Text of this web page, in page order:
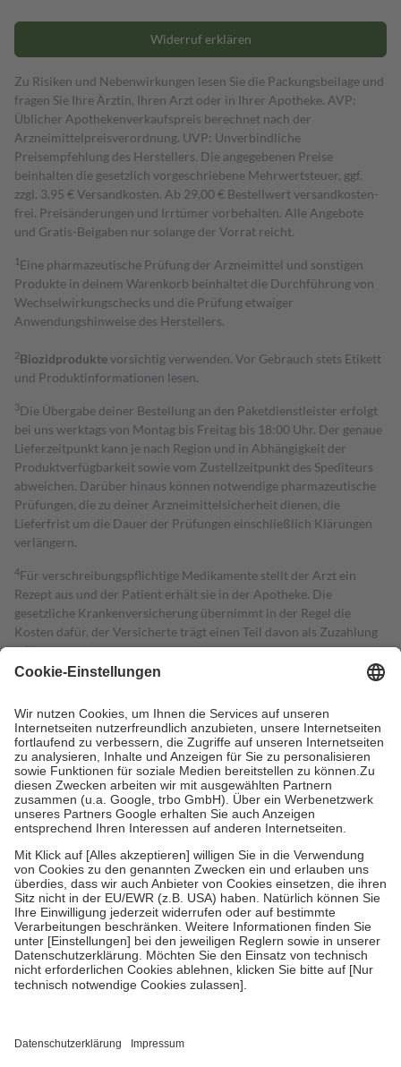
Widerruf erklären
Zu Risiken und Nebenwirkungen lesen Sie die Packungsbeilage und
fragen Sie Ihre Ärztin, Ihren Arzt oder in Ihrer Apotheke. AVP:
Üblicher Apothekenverkaufspreis berechnet nach der
Arzneimittelpreisverordnung. UVP: Unverbindliche
Preisempfehlung des Herstellers. Die angegebenen Preise
beinhalten die gesetzlich vorgeschriebene Mehrwertsteuer, ggf.
zzgl. 3,95 € Versandkosten. Ab 29,00 € Bestell­wert versand­kosten­
frei. Preisänderungen und Irrtümer vorbehalten. Alle Angebote
und Gratis-Beigaben nur solange der Vorrat reicht.
1 Eine pharmazeutische Prüfung der Arzneimittel und sonstigen
Produkte in deinem Warenkorb beinhaltet die Durchführung von
Wechselwirkungschecks und die Prüfung etwaiger
Anwendungshinweise des Herstellers.
2Biozidproduktevorsichtig verwenden. Vor Gebrauch stets Etikett
und Produktinformationen lesen.
3Die Übergabe deiner Bestellung an den Paketdienstleister erfolgt
bei uns werktags von Montag bis Freitag bis 18:00 Uhr. Der genaue
Lieferzeitpunkt kann je nach Region und in Abhängigkeit der
Produktverfügbarkeit sowie vom Zustellzeitpunkt des Spediteurs
abweichen. Darüber hinaus können notwendige pharmazeutische
Prüfungen, die zu deiner Arzneimittelsicherheit dienen, die
Lieferfrist um die Dauer der Prüfungen einschließlich Klärungen
verlängern.
4Für verschreibungspflichtige Medikamente stellt der Arzt ein
Rezept aus und der Patient erhält sie in der Apotheke. Die
gesetzliche Krankenversicherung übernimmt in der Regel die
Kosten dafür, der Versicherte trägt einen Teil davon als Zuzahlung
mit.
Grundsätzlich leisten Mitglieder Zuzahlungen in Höhe von zehn
höchstens zehn Euro.
Es sind jedoch nie mehr als die tatsächlichen
Kosten der Leistung zu entrichten.
Diese Regeln gelten grundsätzlich auch für Online-Apotheken.
Bei Heilmitteln und häuslicher Krankenpflege beträgt die
Zuzahlung zehn Prozent der Kosten sowie zehn Euro je
Verordnung.
Um das Engagement der Versicherten für ihre eigene Gesundheit zu
stärken und die besondere Stellung der Familie zu unterstützen,
fallenkeine Zuzahlungenan bei:
• Kindern und Jugendlichen bis zum vollendeten 18. Lebensjahr
mit Ausnahme der Fahrkosten
• Untersuchungen zur Vorsorge und Früherkennung, die von der
GKV getragen werden
• empfohlenen Schutzimpfungen
• Harn- und Blutteststreifen
getroffen, um sicherzustellen, dass es sich um echte Bewertungen